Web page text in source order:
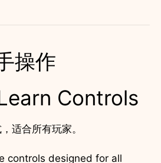
操作
Controls
适合所有玩家。
controls designed for all